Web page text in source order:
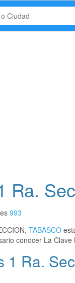
Ra.
993
TABASCO
conocer La Clave
1 Ra.